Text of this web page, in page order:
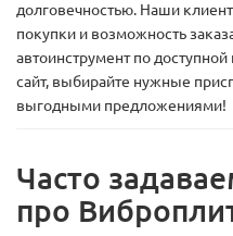
долговечностью. Наши
покупки и возможность
автоинструмент по
сайт, выбирайте нужные
выгодными предложениями!
Часто
про